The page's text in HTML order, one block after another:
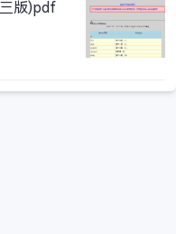
版)pdf